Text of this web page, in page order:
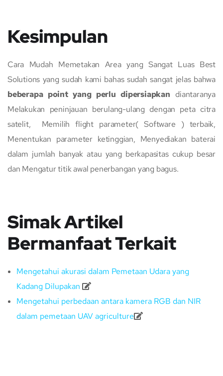
Kesimpulan
Cara Mudah Memetakan Area yang Sangat Luas Best
Solutions yang sudah kami bahas sudah sangat jelas bahwa
beberapa point yang perlu dipersiapkan diantaranya
Melakukan peninjauan berulang-ulang dengan peta citra
satelit, Memilih flight parameter( Software ) terbaik,
Menentukan parameter ketinggian, Menyediakan baterai
dalam jumlah banyak atau yang berkapasitas cukup besar
dan Mengatur titik awal penerbangan yang bagus.
Simak Artikel
Bermanfaat Terkait
Mengetahui akurasi dalam Pemetaan Udara yang
Kadang Dilupakan
Mengetahui perbedaan antara kamera RGB dan NIR
dalam pemetaan UAV agriculture